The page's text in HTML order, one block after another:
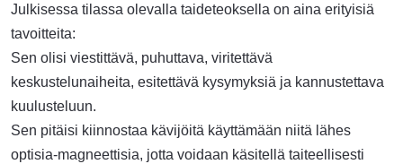
Julkisessa tilassa olevalla taideteoksella on aina erityisiä
tavoitteita:
Sen olisi viestittävä, puhuttava, viritettävä
keskustelunaiheita, esitettävä kysymyksiä ja kannustettava
kuulusteluun.
Sen pitäisi kiinnostaa kävijöitä käyttämään niitä lähes
optisia-magneettisia, jotta voidaan käsitellä taiteellisesti